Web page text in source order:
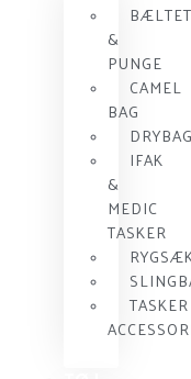
&
PUNGE
CAMEL
BAG
DRYBAG
IFAK
&
MEDIC
TASKER
TASKER